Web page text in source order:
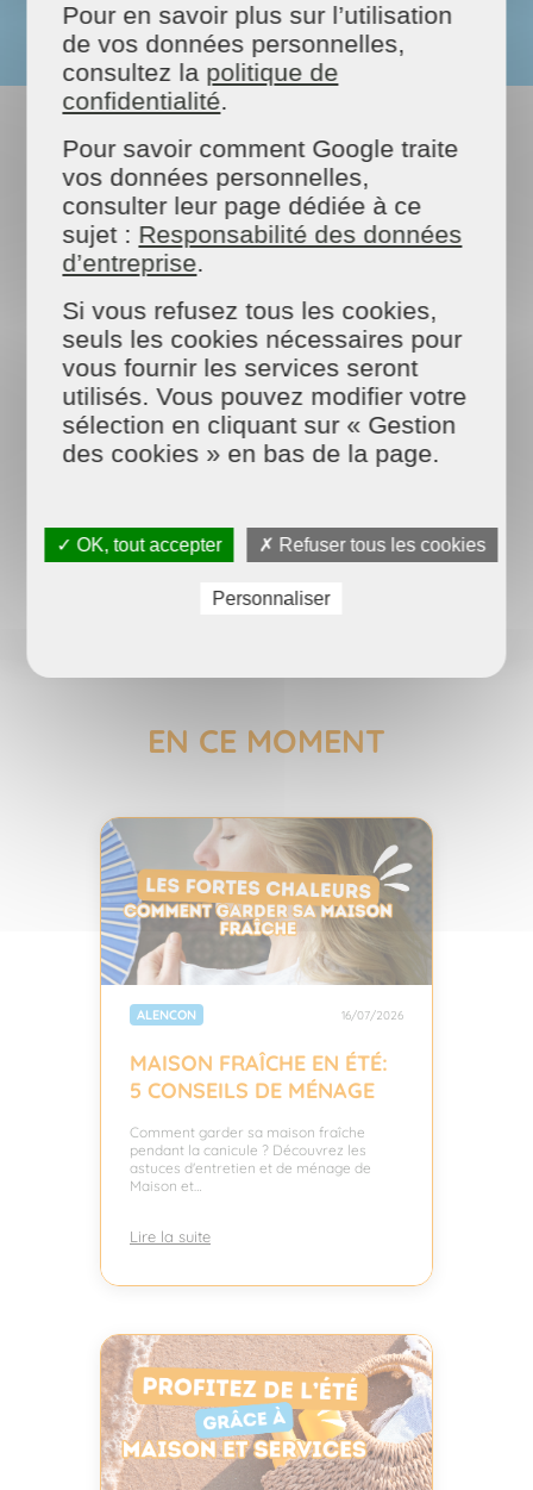
Plusieurs offres d'emploi sont à
pourvoir dans notre entreprise
MAISON ET SERVICES ALENCON
EN CE MOMENT
ALENCON 16/07/2026
MAISON FRAÎCHE EN ÉTÉ:
5 CONSEILS DE MÉNAGE
Comment garder sa maison fraîche
pendant la canicule ? Découvrez les
astuces d'entretien et de ménage de
Maison et…
Lire la suite
Pour en savoir plus sur l’utilisation
de vos données personnelles,
consultez la politique de
confidentialité.
Pour savoir comment Google traite
vos données personnelles,
consulter leur page dédiée à ce
sujet : Responsabilité des données
d’entreprise.
Si vous refusez tous les cookies,
seuls les cookies nécessaires pour
vous fournir les services seront
utilisés. Vous pouvez modifier votre
sélection en cliquant sur « Gestion
des cookies » en bas de la page.
✓ OK, tout accepter ✗ Refuser tous les cookies
Personnaliser